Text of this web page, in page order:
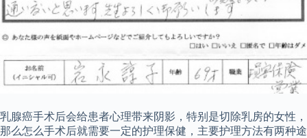
乳腺癌手术后会给患者心理带来阴影，特别是切除乳房的女性，
那么怎么手术后就需要一定的护理保健，主要护理方法有两种途